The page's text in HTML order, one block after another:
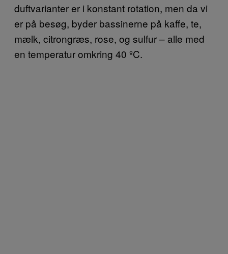
duftvarianter er i konstant rotation, men da vi
er på besøg, byder bassinerne på kaffe, te,
mælk, citrongræs, rose, og sulfur – alle med
en temperatur omkring 40 ºC.